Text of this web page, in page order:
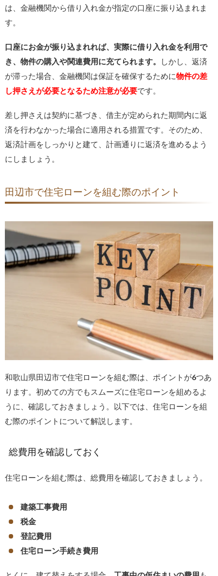
は、金融機関から借り入れ金が指定の口座に振り込まれま
す。
口座にお金が振り込まれれば、実際に借り入れ金を利用で
き、物件の購入や関連費用に充てられます。
しかし、返済
が滞った場合、金融機関は保証を確保するために物件の差
し押さえ が必要となるため注意が必要です。
差し押さえは契約に基づき、借主が定められた期間内に返
済を行わなかった場合に適用される措置です。そのため、
返済計画をしっかりと建て、計画通りに返済を進めるよう
にしましょう。
田辺市で住宅ローンを組む際のポイント
和歌山県田辺市で住宅ローンを組む際は、ポイントが6つあ
ります。初めての方でもスムーズに住宅ローンを組めるよ
うに、確認しておきましょう。以下では、住宅ローンを組
む際のポイントについて解説します。
総費用を確認しておく
住宅ローンを組む際は、総費用を確認しておきましょう。
建築工事費用
税金
登記費用
住宅ローン手続き費用